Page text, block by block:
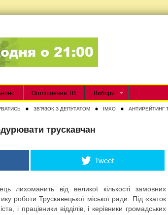
Оголошення ТВ Вибори
ЗВʼЯЗОК З ДЕПУТАТОМ IMXO АНТИРЕЙТИНГ
трускавчан
Tweet
лихоманить від великої кількості замовних
роботи Трускавецької міської ради. Під «каток
і працівники відділів, і керівники громадських